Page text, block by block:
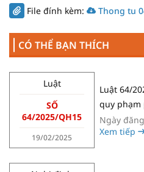
File đính kèm:
Thong tu
CÓ THỂ BẠN THÍCH
Luật
SỐ
64/2025/QH15
19/02/2025
Luật 64/
quy phạm
Ngày
Xem tiếp